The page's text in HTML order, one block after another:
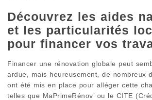
Découvrez les aides
et les particularités
pour financer vos
Financer une rénovation globale peut
ardue, mais heureusement, de nombreux
ont été mis en place pour alléger cette
telles que MaPrimeRénov’ ou le CITE